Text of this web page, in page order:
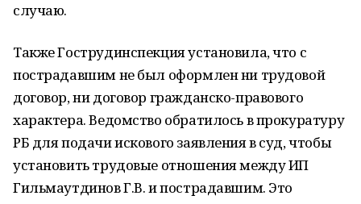
случаю.
Также Гострудинспекция установила, что с
пострадавшим не был оформлен ни трудовой
договор, ни договор гражданско-правового
характера. Ведомство обратилось в прокуратуру
РБ для подачи искового заявления в суд, чтобы
установить трудовые отношения между ИП
Гильмаутдинов Г.В. и пострадавшим. Это